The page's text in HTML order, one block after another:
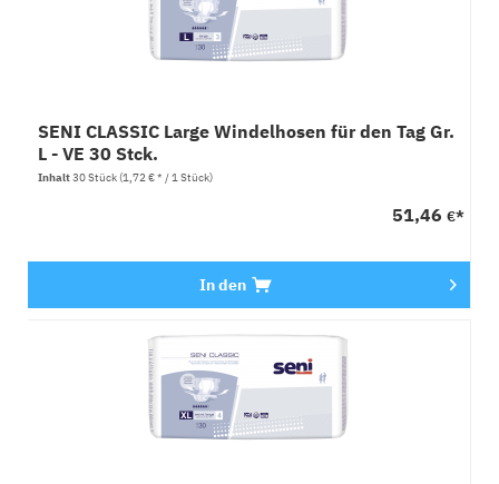
SENI CLASSIC Large Windelhosen für den Tag Gr.
L - VE 30 Stck.
Inhalt30 Stück(1,72 € * / 1 Stück)
51,46 €*
In den